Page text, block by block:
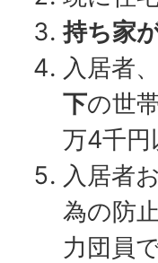
持ち家
入居者、
下の世
万4千円
入居者
為の防
力団員